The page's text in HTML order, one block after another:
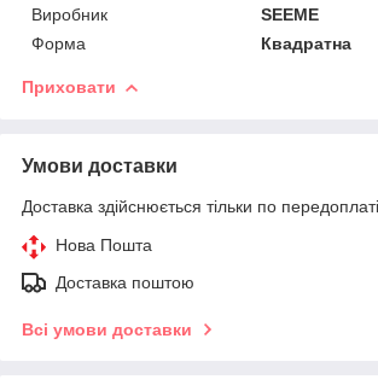
Виробник
SEEME
Форма
Квадратна
Приховати
Умови доставки
Доставка здійснюється тільки по передоплаті.
Нова Пошта
Доставка поштою
Всі умови доставки